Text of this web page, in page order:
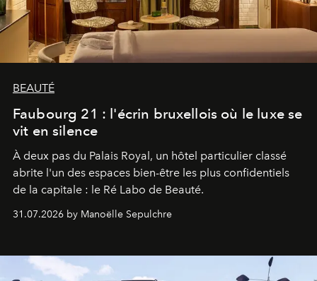
BEAUTÉ
Faubourg 21 : l'écrin bruxellois où le luxe se
vit en silence
À deux pas du Palais Royal, un hôtel particulier classé
abrite l'un des espaces bien-être les plus confidentiels
de la capitale : le Ré Labo de Beauté.
31.07.2026 by Manoëlle Sepulchre